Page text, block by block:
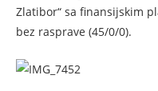
Zlatibor“ sa finansijskim
bez rasprave (45/0/0).